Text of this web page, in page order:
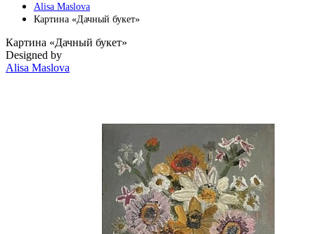
Alisa Maslova
Картина «Дачный букет»
Картина «Дачный букет»
Designed by
Alisa Maslova